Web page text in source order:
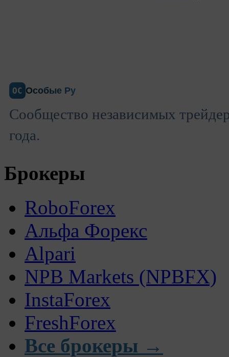
ОС Особые Ру
Сообщество независимых
года.
Брокеры
RoboForex
Альфа Форекс
Alpari
NPB Markets (NPBFX)
InstaForex
FreshForex
Все брокеры →